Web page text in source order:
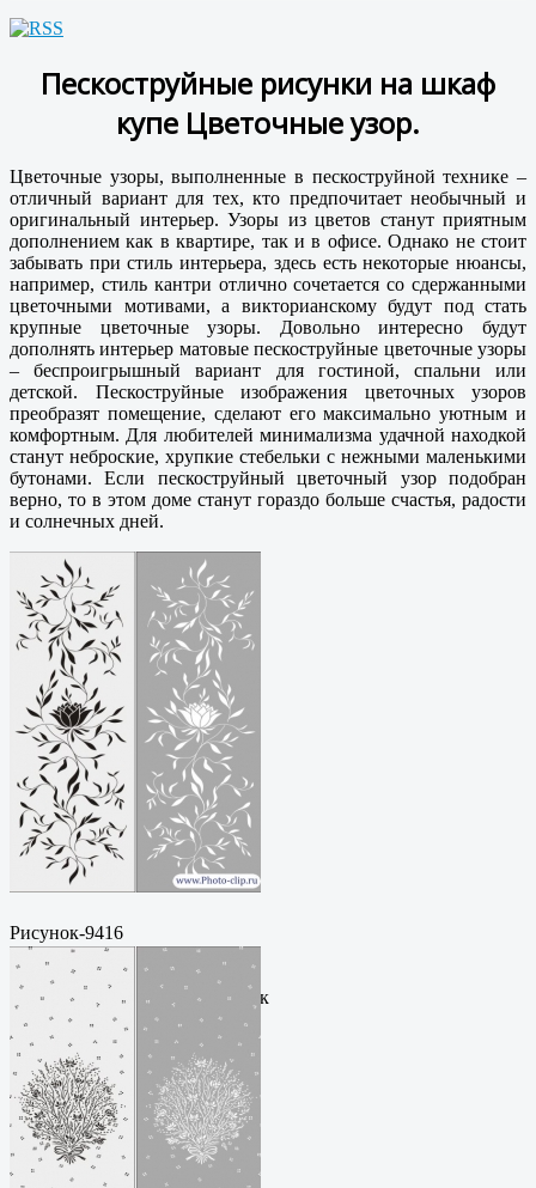
Пескоструйные рисунки на шкаф
купе Цветочные узор.
Цветочные узоры, выполненные в пескоструйной технике –
отличный вариант для тех, кто предпочитает необычный и
оригинальный интерьер. Узоры из цветов станут приятным
дополнением как в квартире, так и в офисе. Однако не стоит
забывать при стиль интерьера, здесь есть некоторые нюансы,
например, стиль кантри отлично сочетается со сдержанными
цветочными мотивами, а викторианскому будут под стать
крупные цветочные узоры. Довольно интересно будут
дополнять интерьер матовые пескоструйные цветочные узоры
– беспроигрышный вариант для гостиной, спальни или
детской. Пескоструйные изображения цветочных узоров
преобразят помещение, сделают его максимально уютным и
комфортным. Для любителей минимализма удачной находкой
станут неброские, хрупкие стебельки с нежными маленькими
бутонами. Если пескоструйный цветочный узор подобран
верно, то в этом доме станут гораздо больше счастья, радости
и солнечных дней.
Рисунок-9416
Пескоструйный
рисунокФормат: cdrЦена: 200
руб.Метки: векторный рисунок